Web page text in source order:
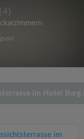
(4)
im Hotel Burg
im